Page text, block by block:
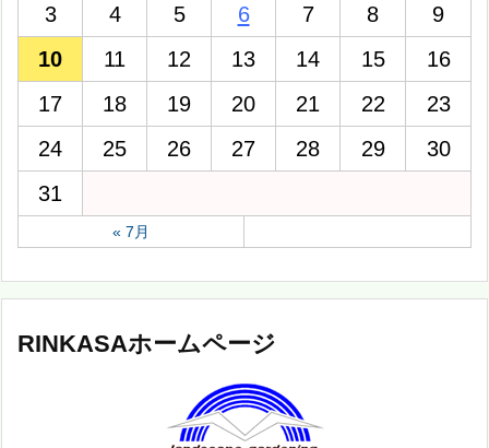
3
4 5 6 7 8
9
10
11 12 13 14 15
16
17
18 19 20 21 22
23
24
25 26 27 28 29
30
31
« 7月
RINKASAホームページ